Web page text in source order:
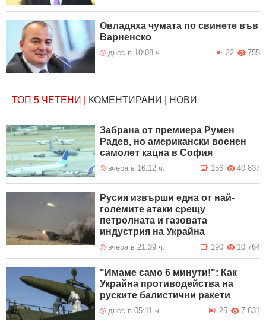
Овладяха чумата по свинете във
Варненско
днес в 10:08 ч. 755
22
ТОП 5 ЧЕТЕНИ КОМЕНТИРАНИ НОВИ
Забрана от премиера Румен
Радев, но американски военен
самолет кацна в София
вчера в 16:12 ч. 40 837
156
Русия извърши една от най-
големите атаки срещу
петролната и газовата
индустрия на Украйна
вчера в 21:39 ч. 10 764
190
"Имаме само 6 минути!": Как
Украйна противодейства на
руските балистични ракети
днес в 05:11 ч. 7 631
25